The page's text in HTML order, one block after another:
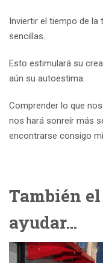
Inviertir el tiempo de
sencillas.
Esto estimulará su
aún su autoestima.
Comprender lo que
nos hará sonreír más
encontrarse consigo
También
ayudar…